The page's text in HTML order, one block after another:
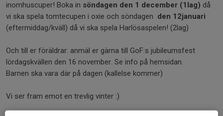
inomhuscuper! Boka in söndagen den 1 december (1lag) då
vi ska spela tomtecupen i oxie och söndagen den 12januari
(eftermiddag/kväll) då vi ska spela Harlösaspelen! (2lag)
Och till er föräldrar: anmäl er gärna till GoF:s jubileumsfest
lördagskvällen den 16 november. Se info på hemsidan.
Barnen ska vara där på dagen (kallelse kommer)
Vi ser fram emot en trevlig vinter :)